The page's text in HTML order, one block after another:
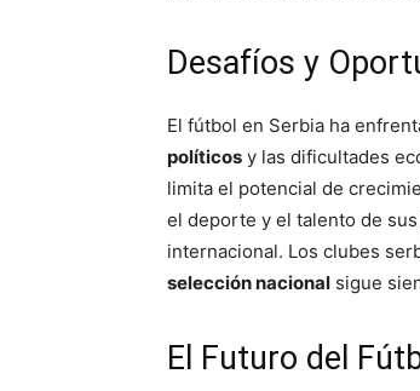
Desafíos y
El fútbol en Serbia ha
políticos y las dificultades
limita el potencial de
el deporte y el talento de
internacional. Los clubes
selección nacional sigue
El Futuro del